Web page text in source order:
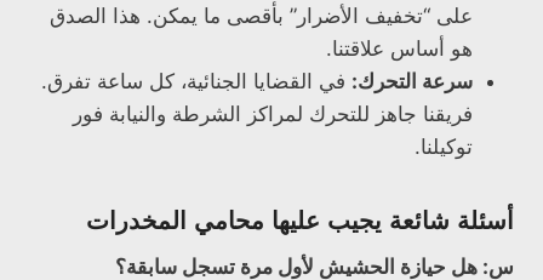
على “تخفيف الأضرار” بأقصى ما يمكن. هذا الصدق
هو أساس علاقتنا.
سرعة التحرك: في القضايا الجنائية، كل ساعة تفرق.
فريقنا جاهز للتحرك لمراكز الشرطة والنيابة فور
توكيلنا.
أسئلة شائعة يجيب عليها محامي المخدرات
س: هل حيازة الحشيش لأول مرة تسجل سابقة؟